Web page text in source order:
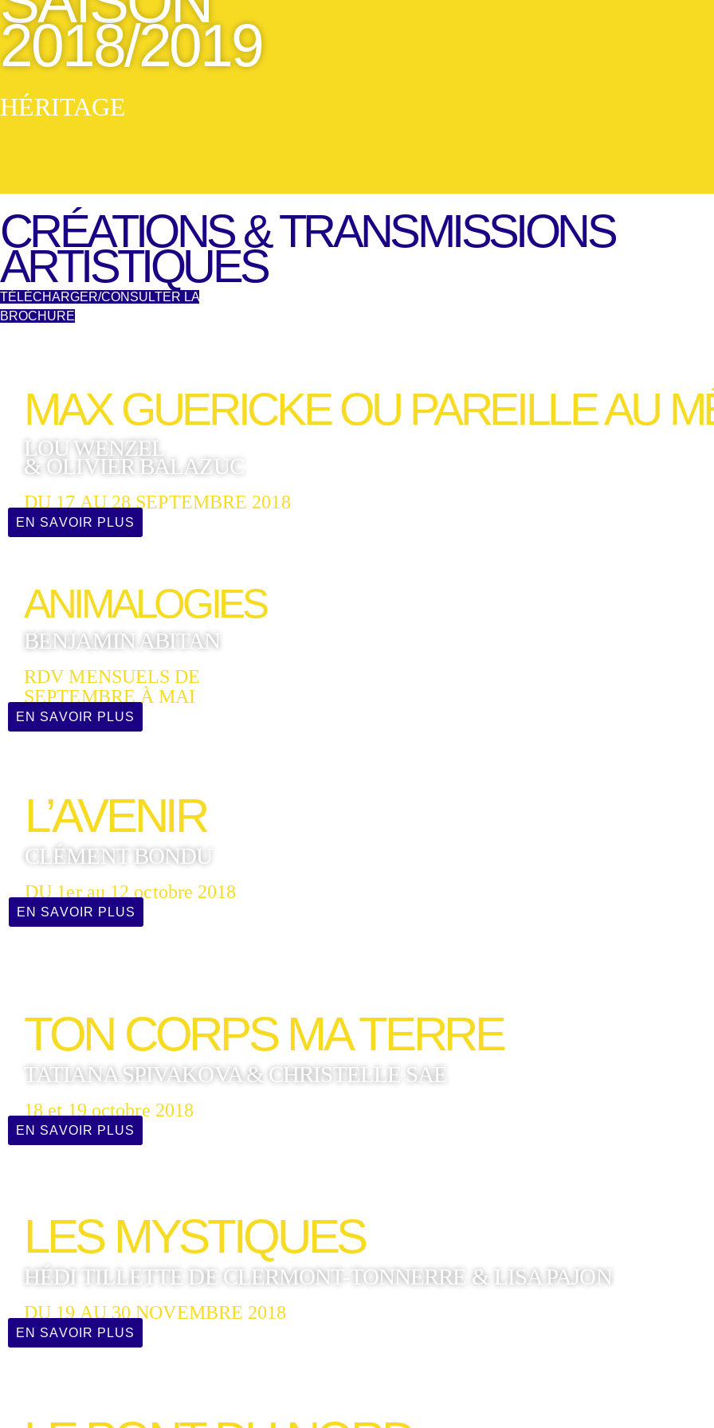
2018/2019
HÉRITAGE
CRÉATIONS & TRANSMISSIONS
ARTISTIQUES
TÉLÉCHARGER/CONSULTER LA
BROCHURE
MAX GUERICKE OU PAREILLE AU
LOU WENZEL
& OLIVIER BALAZUC
DU 17 AU 28 SEPTEMBRE 2018
EN SAVOIR PLUS
ANIMALOGIES
BENJAMIN ABITAN
RDV MENSUELS DE
SEPTEMBRE À MAI
EN SAVOIR PLUS
L’AVENIR
CLÉMENT BONDU
DU 1er au 12 octobre 2018
EN SAVOIR PLUS
TON CORPS MA TERRE
TATIANA SPIVAKOVA & CHRISTELLE SAE
18 et 19 octobre 2018
EN SAVOIR PLUS
LES MYSTIQUES
HÉDI TILLETTE DE CLERMONT-TONNERRE & LISA PAJON
DU 19 AU 30 NOVEMBRE 2018
EN SAVOIR PLUS